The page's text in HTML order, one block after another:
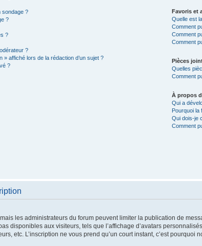
sondage ?
?
?
?
affiché lors de la rédaction d’un sujet ?
?
Favoris et
Quelle est
Comment
Comment
Comment
Pièces
Quelles
Comment
À propos
Qui a
Pourquoi la
Qui dois-je
Comment
les administrateurs du forum peuvent limiter la publication de
disponibles aux visiteurs, tels que l’affichage d’avatars
etc. L’inscription ne vous prend qu’un court instant, c’est pourquoi